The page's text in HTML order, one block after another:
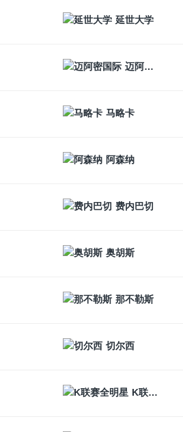
延世大学
迈阿密国际
马略卡
阿森纳
费内巴切
奥胡斯
那不勒斯
切尔西
K联赛全明星